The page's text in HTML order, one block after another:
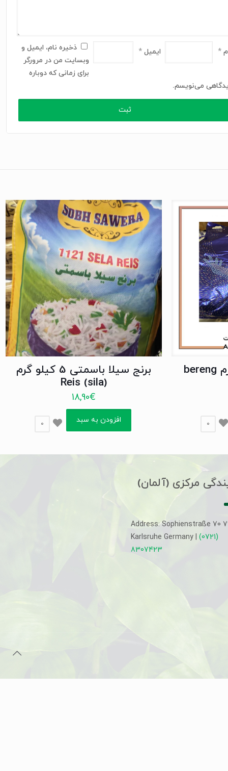
* ایمیل*
ذخیره نام، ایمیل و
وبسایت من در مرورگر
برای زمانی که دوباره
می‌نویسم.
برنج تیلدا 10 کیلوگرم bereng
0
برنج سیلا باسمتی 5 کیلو گرم
Reis (sila)
18,90€
افزودن به سبد 0
مرکزی (آلمان)
Address: Sophienstraße 70
Karlsruhe Germany | (0721)
8307423